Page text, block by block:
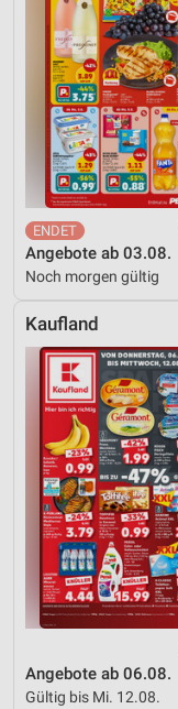
Angebote ab 03.08.
Noch morgen gültig
Kaufland
Angebote ab 06.08.
Gültig bis Mi. 12.08.